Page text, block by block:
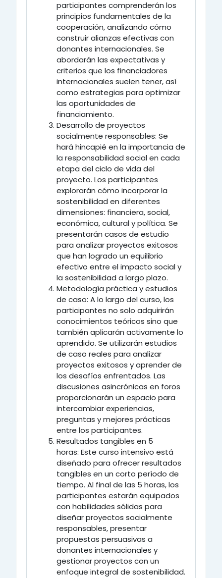
participantes comprenderán los
principios fundamentales de la
cooperación, analizando cómo
construir alianzas efectivas con
donantes internacionales. Se
abordarán las expectativas y
criterios que los financiadores
internacionales suelen tener, así
como estrategias para optimizar
las oportunidades de
financiamiento.
Desarrollo de proyectos
socialmente responsables: Se
hará hincapié en la importancia de
la responsabilidad social en cada
etapa del ciclo de vida del
proyecto. Los participantes
explorarán cómo incorporar la
sostenibilidad en diferentes
dimensiones: financiera, social,
económica, cultural y política. Se
presentarán casos de estudio
para analizar proyectos exitosos
que han logrado un equilibrio
efectivo entre el impacto social y
la sostenibilidad a largo plazo.
Metodología práctica y estudios
de caso: A lo largo del curso, los
participantes no solo adquirirán
conocimientos teóricos sino que
también aplicarán activamente lo
aprendido. Se utilizarán estudios
de caso reales para analizar
proyectos exitosos y aprender de
los desafíos enfrentados. Las
discusiones asincrónicas en foros
proporcionarán un espacio para
intercambiar experiencias,
preguntas y mejores prácticas
entre los participantes.
Resultados tangibles en 5
horas: Este curso intensivo está
diseñado para ofrecer resultados
tangibles en un corto período de
tiempo. Al final de las 5 horas, los
participantes estarán equipados
con habilidades sólidas para
diseñar proyectos socialmente
responsables, presentar
propuestas persuasivas a
donantes internacionales y
gestionar proyectos con un
enfoque integral de sostenibilidad.